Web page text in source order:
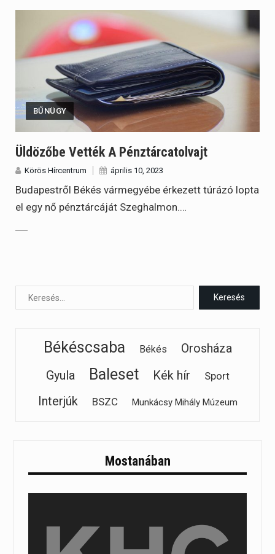
BŰNÜGY
Üldözőbe Vették A Pénztárcatolvajt
Körös Hírcentrum április 10, 2023
Budapestről Békés vármegyébe érkezett túrázó lopta
el egy nő pénztárcáját Szeghalmon.…
Békéscsaba Békés
Orosháza
Gyula
Baleset Kék hír Sport
Interjúk BSZC Munkácsy Mihály Múzeum
Mostanában